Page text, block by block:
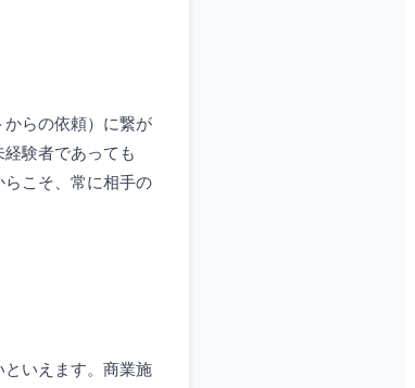
らの依頼）に繋が
験者であっても
らこそ、常に相手の
いえます。商業施